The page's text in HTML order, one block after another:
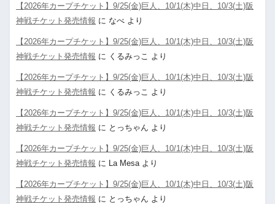
【2026年カープチケット】9/25(金)巨人、10/1(木)中日、10/3(土)阪
神戦チケット発売情報 に なべ より
【2026年カープチケット】9/25(金)巨人、10/1(木)中日、10/3(土)阪
神戦チケット発売情報 に くるみっこ より
【2026年カープチケット】9/25(金)巨人、10/1(木)中日、10/3(土)阪
神戦チケット発売情報 に くるみっこ より
【2026年カープチケット】9/25(金)巨人、10/1(木)中日、10/3(土)阪
神戦チケット発売情報 に とっちゃん より
【2026年カープチケット】9/25(金)巨人、10/1(木)中日、10/3(土)阪
神戦チケット発売情報 に La Mesa より
【2026年カープチケット】9/25(金)巨人、10/1(木)中日、10/3(土)阪
神戦チケット発売情報 に とっちゃん より